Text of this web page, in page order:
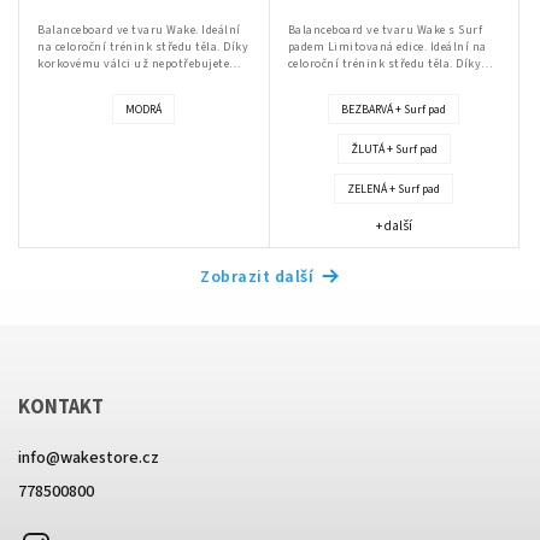
Balanceboard ve tvaru Wake. Ideální
na celoroční trénink středu těla. Díky
korkovému válci už nepotřebujete
MODRÁ
Balanceboard ve tvaru Wake s Surf
padem Limitovaná edice. Ideální na
celoroční trénink středu těla. Díky
Balanční...BEZBARVÁ + Surf pad
ŽLUTÁ + Surf pad
ZELENÁ + Surf pad
+ další
Zobrazit další
KONTAKT
info@wakestore.cz
778500800